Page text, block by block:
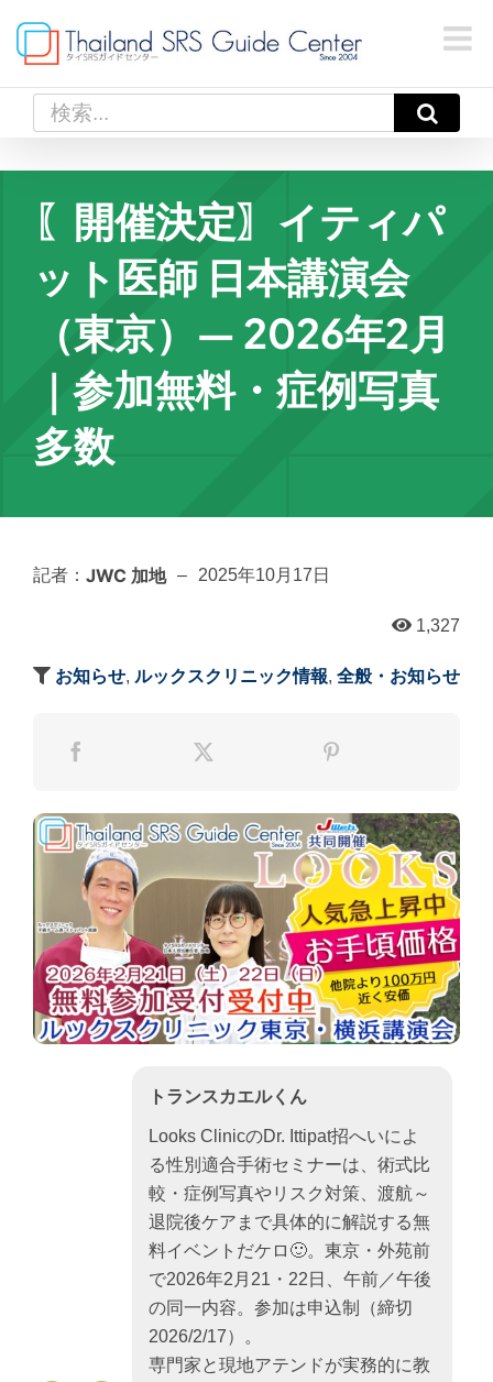
content
索
〖開催決定〗イティパ
ット医師 日本講演会
（東京）— 2026年2月
｜参加無料・症例写真
多数
記者： JWC 加地 – 2025年10月17日
1,327
お知らせ, ルックスクリニック情報, 全般・お知らせ
トランスカエルくん
Looks ClinicのDr. Ittipat招へいによ
る性別適合手術セミナーは、術式比
較・症例写真やリスク対策、渡航～
退院後ケアまで具体的に解説する無
料イベントだケロ🙂。東京・外苑前
で2026年2月21・22日、午前／午後
の同一内容。参加は申込制（締切
2026/2/17）。
専門家と現地アテンドが実務的に教